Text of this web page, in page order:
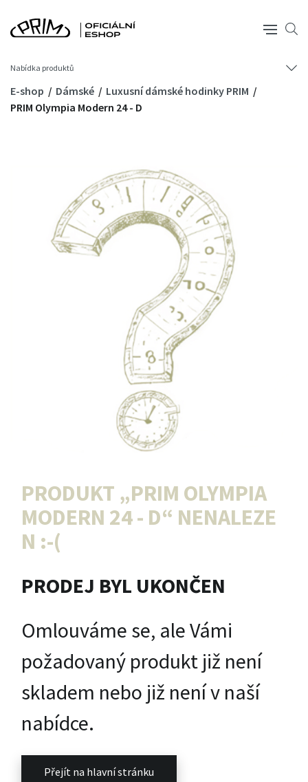
Nabídka produktů
E-shop Dámské
Luxusní dámské hodinky PRIM
PRIM Olympia Modern 24 - D
PRODUKT „PRIM OLYMPIA
MODERN 24 - D“ NENALEZE
N :-(
PRODEJ BYL UKONČEN
Omlouváme se, ale Vámi
požadovaný produkt již není
skladem nebo již není v naší
nabídce.
Přejít na hlavní stránku